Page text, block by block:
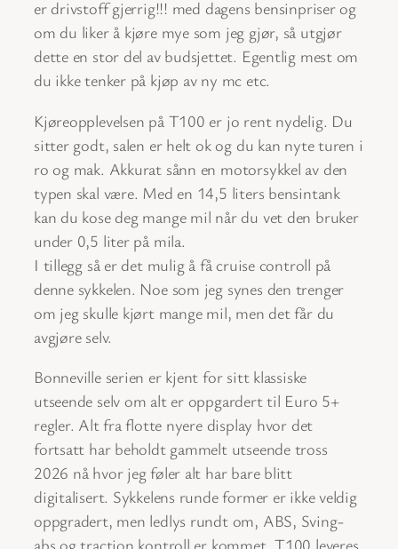
er drivstoff gjerrig!!! med dagens bensinpriser og
om du liker å kjøre mye som jeg gjør, så utgjør
dette en stor del av budsjettet. Egentlig mest om
du ikke tenker på kjøp av ny mc etc.
Kjøreopplevelsen på T100 er jo rent nydelig. Du
sitter godt, salen er helt ok og du kan nyte turen i
ro og mak. Akkurat sånn en motorsykkel av den
typen skal være. Med en 14,5 liters bensintank
kan du kose deg mange mil når du vet den bruker
under 0,5 liter på mila.
I tillegg så er det mulig å få cruise controll på
denne sykkelen. Noe som jeg synes den trenger
om jeg skulle kjørt mange mil, men det får du
avgjøre selv.
Bonneville serien er kjent for sitt klassiske
utseende selv om alt er oppgardert til Euro 5+
regler. Alt fra flotte nyere display hvor det
fortsatt har beholdt gammelt utseende tross
2026 nå hvor jeg føler alt har bare blitt
digitalisert. Sykkelens runde former er ikke veldig
oppgradert, men ledlys rundt om, ABS, Sving-